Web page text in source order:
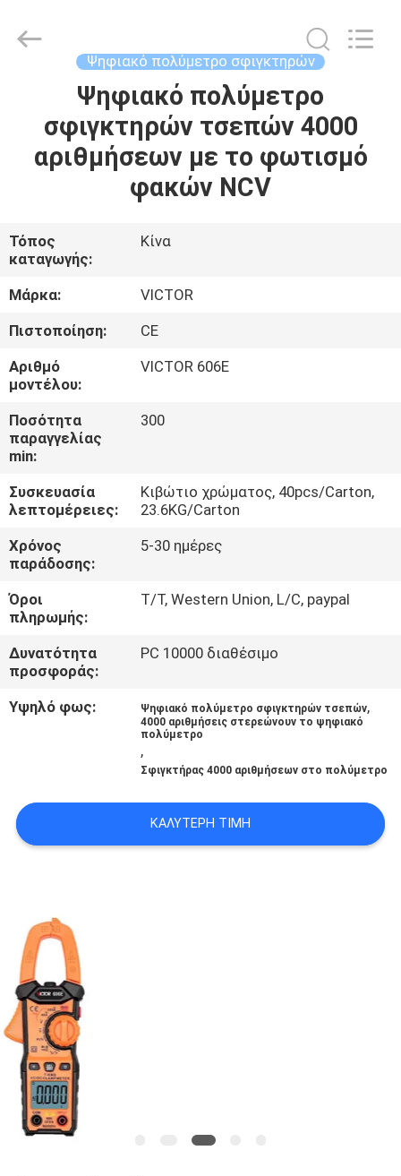
ΠΡΟΪΌΝΤΑ
ΕΜΕΊΣ
ΓΎΡΟΣ
ΕΡΓΟΣΤΑΣΊΩΝ
ΠΟΙΟΤΙΚΌΣ
ΈΛΕΓΧΟΣ
ΕΛΆΤΕ
ΣΕ
ΕΠΑΦΉ
ΜΕ
ΕΙΔΉΣΕΙΣ
ΠΕΡΙΠΤΏΣΕΙΣ
PRIVACY
POLICY
Rights
Ψηφιακό πολύμετρο σφιγκτηρών
Ψηφιακό πολύμετρο
σφιγκτηρών τσεπών 4000
αριθμήσεων με το φωτισμό
φακών NCV
Τόπος
καταγωγής:
Κίνα
Μάρκα:
VICTOR
Πιστοποίηση:
CE
Αριθμό
μοντέλου:
VICTOR 606E
Ποσότητα
παραγγελίας
min:
300
Συσκευασία
λεπτομέρειες:
Κιβώτιο χρώματος, 40pcs/Carton,
23.6KG/Carton
Χρόνος
παράδοσης:
5-30 ημέρες
Όροι
πληρωμής:
T/T, Western Union, L/C, paypal
Δυνατότητα
προσφοράς:
PC 10000 διαθέσιμο
Υψηλό φως: Ψηφιακό πολύμετρο σφιγκτηρών τσεπών,
4000 αριθμήσεις στερεώνουν το ψηφιακό
πολύμετρο
,
Σφιγκτήρας 4000 αριθμήσεων στο πολύμετρο
ΚΑΛΎΤΕΡΗ ΤΙΜΉ